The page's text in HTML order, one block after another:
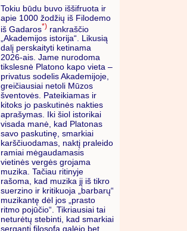
Tokiu būdu buvo iššifruota ir
apie 1000 žodžių iš Filodemo
iš Gadaros*) rankraščio
„Akademijos istorija“. Likusią
dalį perskaityti ketinama
2026-ais. Jame nurodoma
tikslesnė Platono kapo vieta –
privatus sodelis Akademijoje,
greičiausiai netoli Mūzos
šventovės. Pateikiamas ir
kitoks jo paskutinės nakties
aprašymas. Iki šiol istorikai
visada manė, kad Platonas
savo paskutinę, smarkiai
karščiuodamas, naktį praleido
ramiai mėgaudamasis
vietinės vergės grojama
muzika. Tačiau ritinyje
rašoma, kad muzika jį iš tikro
suerzino ir kritikuoja „barbarų“
muzikantę dėl jos „prasto
ritmo pojūčio“. Tikriausiai tai
neturėtų stebinti, kad smarkiai
sergantį filosofą galėjo bet